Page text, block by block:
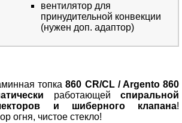
вентилятор для
принудительной конвекции
(нужен доп. адаптор)
топка860 CR/CL / Argento 860
работающей спиральной
и шиберного клапана!
огня, чистое стекло!